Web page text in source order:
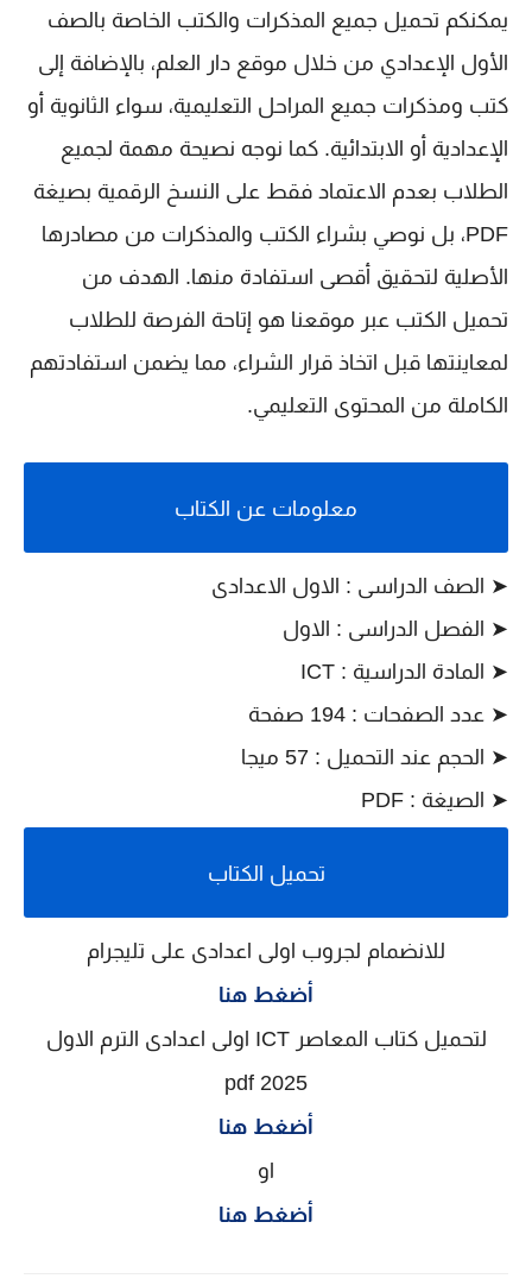
يمكنكم تحميل جميع المذكرات والكتب الخاصة بالصف
الأول الإعدادي من خلال موقع دار العلم، بالإضافة إلى
كتب ومذكرات جميع المراحل التعليمية، سواء الثانوية أو
الإعدادية أو الابتدائية. كما نوجه نصيحة مهمة لجميع
الطلاب بعدم الاعتماد فقط على النسخ الرقمية بصيغة
PDF، بل نوصي بشراء الكتب والمذكرات من مصادرها
الأصلية لتحقيق أقصى استفادة منها. الهدف من
تحميل الكتب عبر موقعنا هو إتاحة الفرصة للطلاب
لمعاينتها قبل اتخاذ قرار الشراء، مما يضمن استفادتهم
الكاملة من المحتوى التعليمي.
معلومات عن الكتاب
➤ الصف الدراسى : الاول الاعدادى
➤ الفصل الدراسى : الاول
➤ المادة الدراسية : ICT
➤ عدد الصفحات : 194 صفحة
➤ الحجم عند التحميل : 57 ميجا
➤ الصيغة : PDF
تحميل الكتاب
للانضمام لجروب اولى اعدادى على تليجرام
أضغط هنا
لتحميل كتاب المعاصر ICT اولى اعدادى الترم الاول
2025 pdf
أضغط هنا
او
أضغط هنا